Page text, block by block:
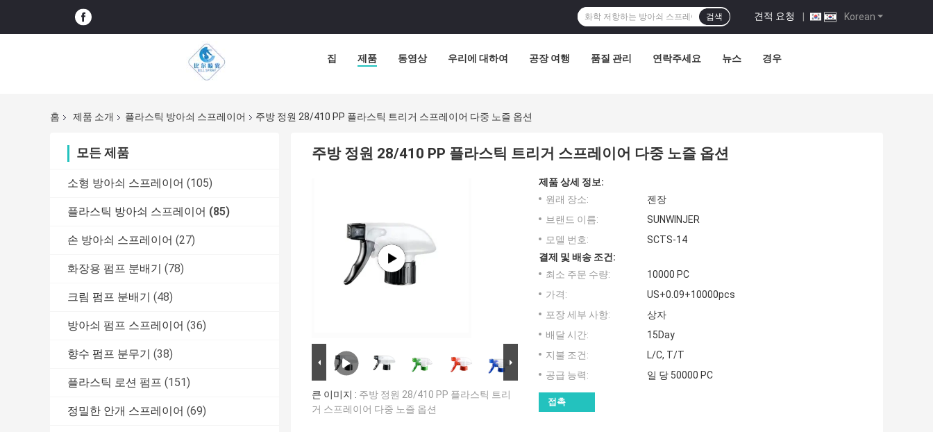
Korean
견적 요청 |
검색
집 제품 동영상 우리에 대하여 공장 여행 품질 관리 연락주세요 뉴스 경우
홈 제품 소개 플라스틱 방아쇠 스프레이어 주방 정원 28/410 PP 플라스틱 트리거 스프레이어 다중 노즐 옵션
모든 제품
소형 방아쇠 스프레이어 (105)
플라스틱 방아쇠 스프레이어 (85)
손 방아쇠 스프레이어 (27)
화장용 펌프 분배기 (78)
크림 펌프 분배기 (48)
방아쇠 펌프 스프레이어 (36)
향수 펌프 분무기 (38)
플라스틱 로션 펌프 (151)
정밀한 안개 스프레이어 (69)
주방 정원 28/410 PP 플라스틱 트리거 스프레이어 다중 노즐 옵션
큰 이미지 : 주방 정원 28/410 PP 플라스틱 트리
거 스프레이어 다중 노즐 옵션
제품 상세 정보:
원래 장소:
젠장
브랜드 이름:
SUNWINJER
모델 번호:
SCTS-14
결제 및 배송 조건:
최소 주문 수량:
10000 PC
가격:
US+0.09+10000pcs
포장 세부 사항:
상자
배달 시간:
15Day
지불 조건:
L/C, T/T
공급 능력:
일 당 50000 PC
접촉